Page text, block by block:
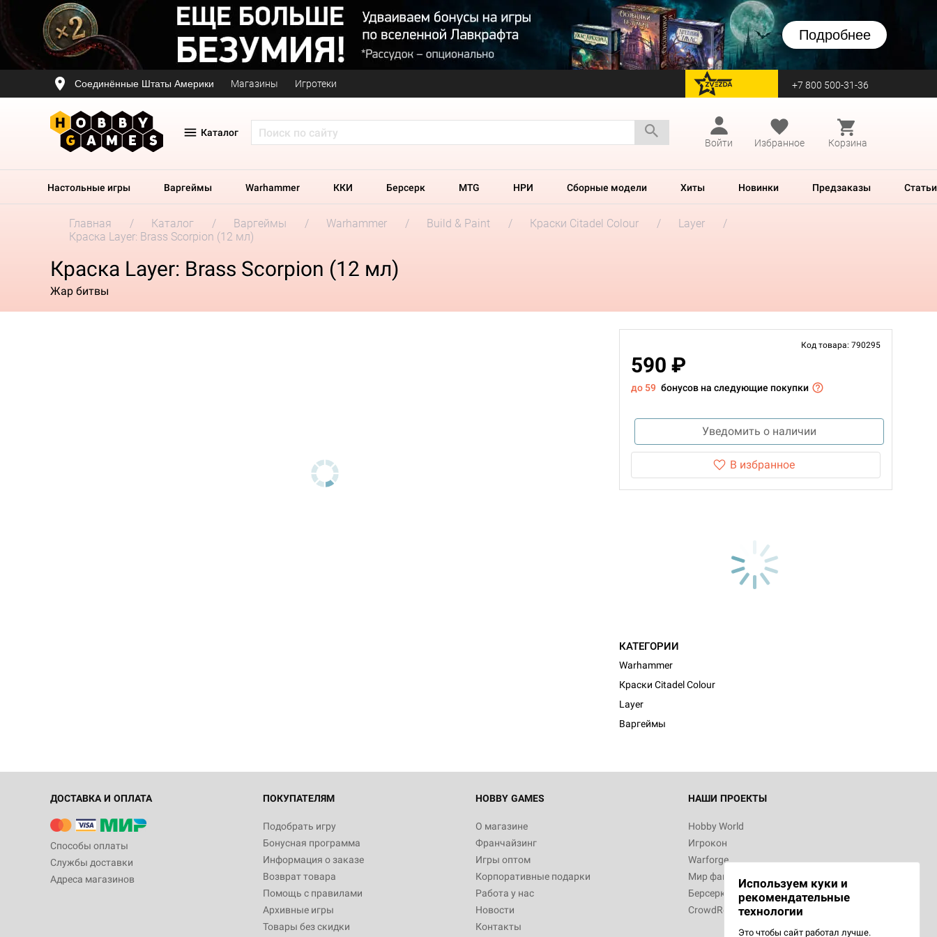
Подробнее
Соединённые Штаты Америки Магазины Игротеки перейти на Zvezda +7 800 500-31-36
Каталог
Войти
Избранное Корзина
Настольные игры Варгеймы Warhammer ККИ Берсерк MTG НРИ Сборные модели Хиты Новинки Предзаказы Статьи
Главная Каталог Варгеймы Warhammer Build & Paint Краски Citadel Colour
Layer
Краска Layer: Brass Scorpion (12 мл)
Краска Layer: Brass Scorpion (12 мл)
Жар битвы
Код товара: 790295
590 ₽
до 59 бонусов на следующие покупки
Уведомить о наличии
В избранное
КАТЕГОРИИ
Warhammer
Краски Citadel Colour
Layer
Варгеймы
ДОСТАВКА И ОПЛАТА
Способы оплаты
Службы доставки
Адреса магазинов
ПОКУПАТЕЛЯМ
Подобрать игру
Бонусная программа
Информация о заказе
Возврат товара
Помощь с правилами
Архивные игры
Товары без скидки
HOBBY GAMES
О магазине
Франчайзинг
Игры оптом
Корпоративные подарки
Работа у нас
Новости
Контакты
НАШИ ПРОЕКТЫ
Hobby World
Игрокон
Warforge
Мир фантастики
Берсерк
CrowdRepublic
Используем куки и
рекомендательные
технологии
Это чтобы сайт работал лучше.